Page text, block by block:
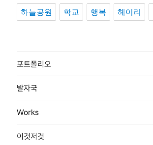
하늘공원 학교 행복 헤이리
포트폴리오
발자국
Works
이것저것